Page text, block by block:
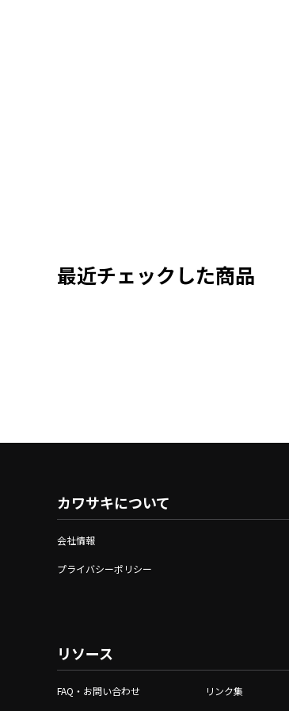
最近チェックした商品
カワサキについて
会社情報
プライバシーポリシー
リソース
FAQ・お問い合わせ リンク集